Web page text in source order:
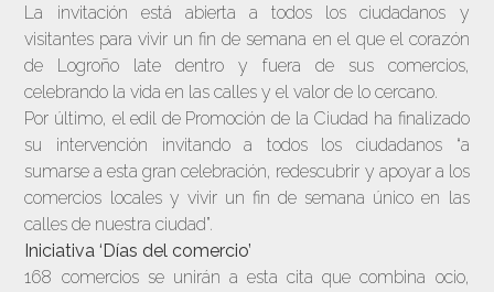
La invitación está abierta a todos los ciudadanos y
visitantes para vivir un fin de semana en el que el corazón
de Logroño late dentro y fuera de sus comercios,
celebrando la vida en las calles y el valor de lo cercano.
Por último, el edil de Promoción de la Ciudad ha finalizado
su intervención invitando a todos los ciudadanos “a
sumarse a esta gran celebración, redescubrir y apoyar a los
comercios locales y vivir un fin de semana único en las
calles de nuestra ciudad”.
Iniciativa ‘Días del comercio’
168 comercios se unirán a esta cita que combina ocio,